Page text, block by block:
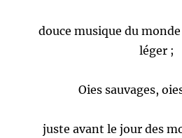
douce musique du
léger ;
Oies sauvages,
juste avant le jour des